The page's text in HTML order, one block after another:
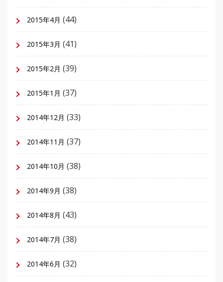
2015年4月 (44)
2015年3月 (41)
2015年2月 (39)
2015年1月 (37)
2014年12月 (33)
2014年11月 (37)
2014年10月 (38)
2014年9月 (38)
2014年8月 (43)
2014年7月 (38)
2014年6月 (32)